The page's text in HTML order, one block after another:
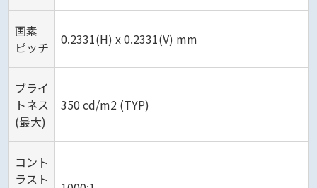
画素
ピッチ
0.2331(H) x 0.2331(V) mm
ブライ
トネス
(最大)
350 cd/m2 (TYP)
コント
ラスト